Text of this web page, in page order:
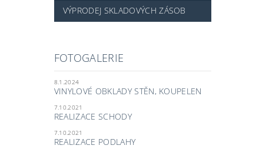
VÝPRODEJ SKLADOVÝCH ZÁSOB
FOTOGALERIE
8.1.2024
VINYLOVÉ OBKLADY STĚN, KOUPELEN
7.10.2021
REALIZACE SCHODY
7.10.2021
REALIZACE PODLAHY